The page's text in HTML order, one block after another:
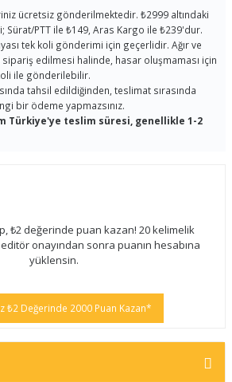
ücretsiz gönderilmektedir. ₺2999 altındaki
PTT ile ₺149, Aras Kargo ile ₺239'dur.
tek koli gönderimi için geçerlidir. Ağır ve
edilmesi halinde, hasar oluşmaması için
ile gönderilebilir.
tahsil edildiğinden, teslimat sırasında
bir ödeme yapmazsınız.
Türkiye'ye teslim süresi, genellikle 1-2
₺2 değerinde puan kazan! 20 kelimelik
onayından sonra puanın hesabına
yüklensin.
₺2 Değerinde 2000 Puan Kazan*